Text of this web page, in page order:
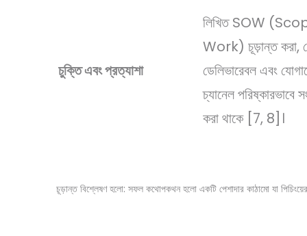
চুক্তি এবং প্রত্যাশা
লিখিত SOW
Work) চূড়ান্ত করা,
ডেলিভারেবল এবং
চ্যানেল পরিষ্কারভাবে
করা থাকে [7, 8]।
চূড়ান্ত বিশ্লেষণ হলো: সফল কথোপকথন হলো একটি পেশাদার কাঠামো যা